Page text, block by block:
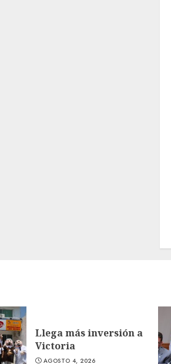
Llega más inversión a
Victoria
AGOSTO 4, 2026